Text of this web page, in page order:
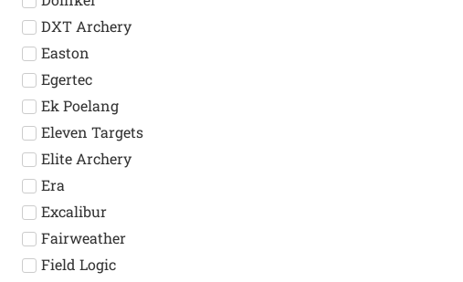
DXT Archery
Easton
Egertec
Ek Poelang
Eleven Targets
Elite Archery
Era
Excalibur
Fairweather
Field Logic